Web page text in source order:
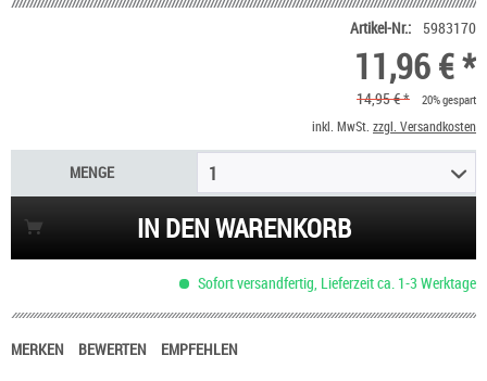
Artikel-Nr.: 5983170
11,96 € *
14,95 € * 20% gespart
inkl. MwSt. zzgl. Versandkosten
MENGE 1
IN DEN WARENKORB
Sofort versandfertig, Lieferzeit ca. 1-3 Werktage
MERKEN BEWERTEN EMPFEHLEN